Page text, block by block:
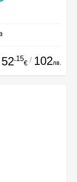
52.15
€ / 102лв.